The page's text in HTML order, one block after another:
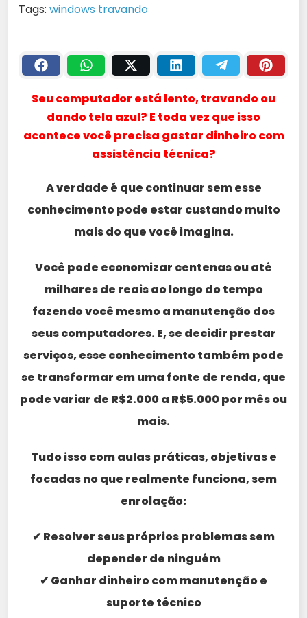
Tags: windows travando
Seu computador está lento, travando ou
dando tela azul? E toda vez que isso
acontece você precisa gastar dinheiro com
assistência técnica?
A verdade é que continuar sem esse
conhecimento pode estar custando muito
mais do que você imagina.
Você pode economizar centenas ou até
milhares de reais ao longo do tempo
fazendo você mesmo a manutenção dos
seus computadores. E, se decidir prestar
serviços, esse conhecimento também pode
se transformar em uma fonte de renda, que
pode variar de R$2.000 a R$5.000 por mês ou
mais.
Tudo isso com aulas práticas, objetivas e
focadas no que realmente funciona, sem
enrolação:
✔ Resolver seus próprios problemas sem
depender de ninguém
✔ Ganhar dinheiro com manutenção e
suporte técnico